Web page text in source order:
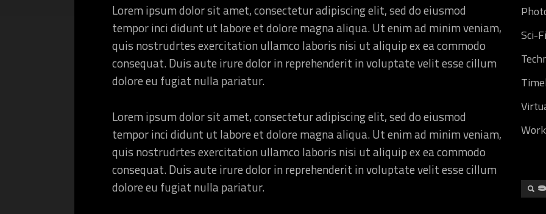
Lorem ipsum dolor sit amet, consectetur adipiscing elit, sed do eiusmod
tempor inci didunt ut labore et dolore magna aliqua. Ut enim ad minim veniam,
quis nostrudrtes exercitation ullamco laboris nisi ut aliquip ex ea commodo
consequat. Duis aute irure dolor in reprehenderit in voluptate velit esse cillum
dolore eu fugiat nulla pariatur.
Lorem ipsum dolor sit amet, consectetur adipiscing elit, sed do eiusmod
tempor inci didunt ut labore et dolore magna aliqua. Ut enim ad minim veniam,
quis nostrudrtes exercitation ullamco laboris nisi ut aliquip ex ea commodo
consequat. Duis aute irure dolor in reprehenderit in voluptate velit esse cillum
dolore eu fugiat nulla pariatur.
Sci-Fi
Work